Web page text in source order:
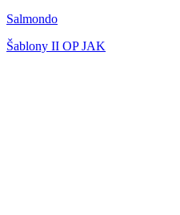
Salmondo
Šablony II OP JAK